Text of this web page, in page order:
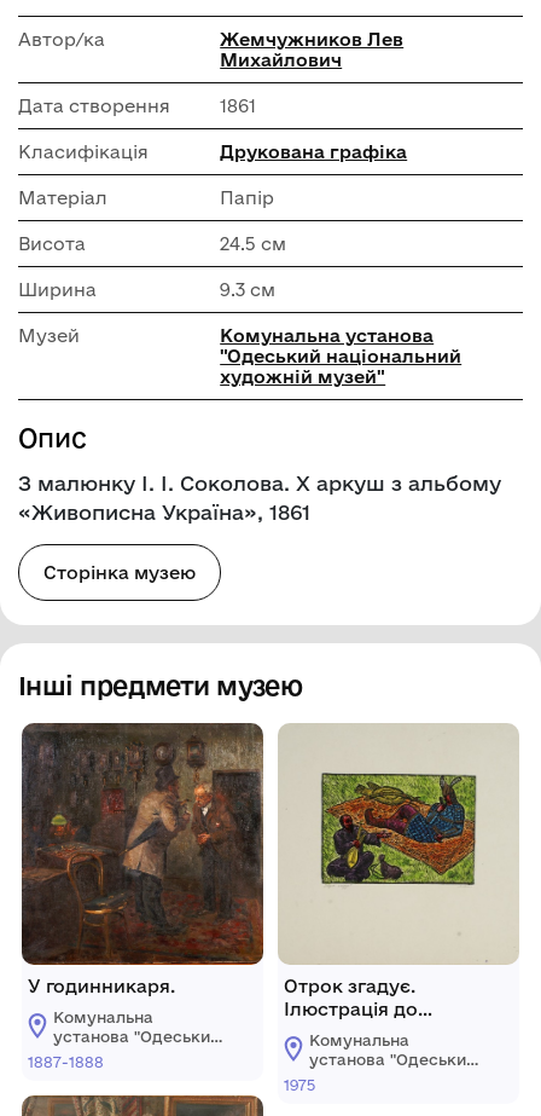
Автор/ка
Жемчужников Лев
Михайлович
Дата створення 1861
Класифікація Друкована графіка
Матеріал Папір
Висота 24.5 см
Ширина 9.3 см
Музей
Комунальна установа
"Одеський національний
художній музей"
Опис
З малюнку І. І. Соколова. Х аркуш з альбому
«Живописна Україна», 1861
Сторінка музею
Інші предмети музею
У годинникаря.
Комунальна
установа "Одеський
національний
1887-1888
Отрок згадує.
Ілюстрація до
графічної новели Ю.
Логвина «Євшан-
зілля».
Комунальна
установа "Одеський
національний
1975